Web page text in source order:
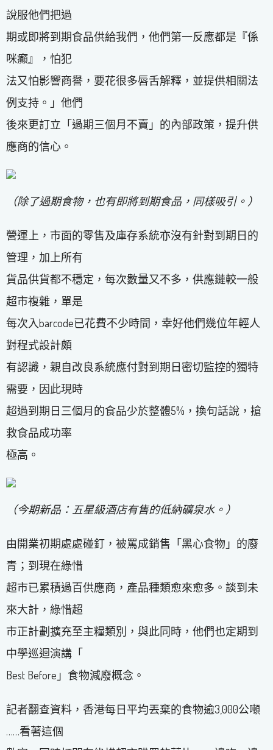
說服他們把過
期或即將到期食品供給我們，他們第一反應都是『係
咪癲』，怕犯
法又怕影響商譽，要花很多唇舌解釋，並提供相關法
例支持。」他們
後來更訂立「過期三個月不賣」的內部政策，提升供
應商的信心。
（除了過期食物，也有即將到期食品，同樣吸引。）
營運上，市面的零售及庫存系統亦沒有針對到期日的
管理，加上所有
貨品供貨都不穩定，每次數量又不多，供應鏈較一般
超市複雜，單是
每次入barcode已花費不少時間，幸好他們幾位年輕人
對程式設計頗
有認識，親自改良系統應付對到期日密切監控的獨特
需要，因此現時
超過到期日三個月的食品少於整體5%，換句話說，搶
救食品成功率
極高。
（今期新品：五星級酒店有售的低納礦泉水。）
由開業初期處處碰釘，被罵成銷售「黑心食物」的廢
青；到現在綠惜
超市已累積過百供應商，產品種類愈來愈多。談到未
來大計，綠惜超
市正計劃擴充至主糧類別，與此同時，他們也定期到
中學巡迴演講「
Best Before」食物減廢概念。
記者翻查資料，香港每日平均丟棄的食物逾3,000公噸​
……​看著這個